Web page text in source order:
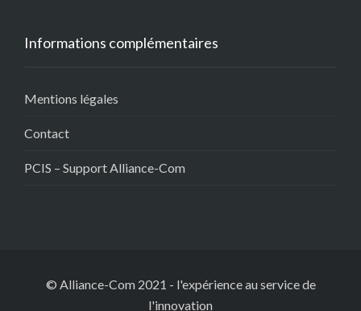
Informations complémentaires
Mentions légales
Contact
PCIS – Support Alliance-Com
© Alliance-Com 2021 - l'expérience au service de
l'innovation